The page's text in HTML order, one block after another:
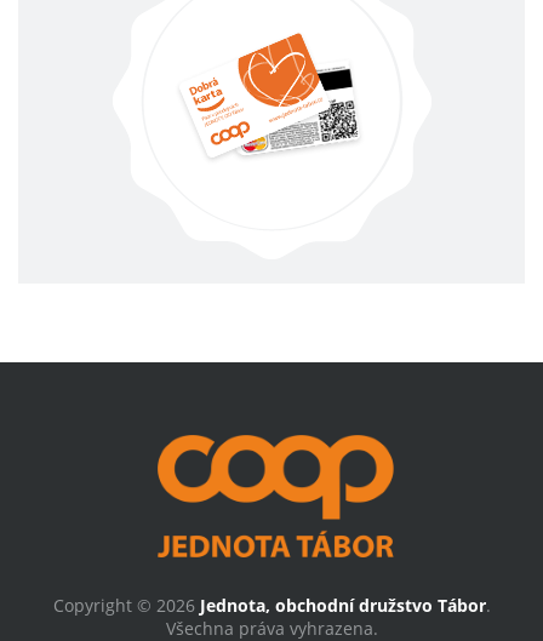
Copyright © 2026 Jednota, obchodní družstvo Tábor.
Všechna práva vyhrazena.